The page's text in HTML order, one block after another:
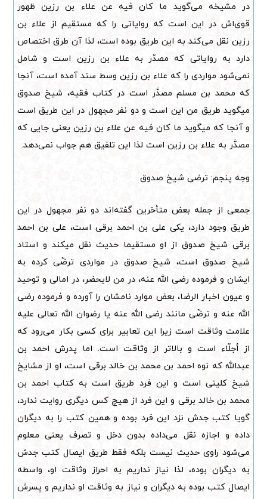
در مشیخه می‌گوید ما کان فیه عن علاء بن رزین ظهور
قوی‌اش در این است که روایاتی را که مستقیم از علاء بن
رزین نقل می‌کند به این طریق بوده است، لذا آن طرق اختصاص
دارد به روایاتی که مصدّر به علاء بن رزین است و شامل
نمی‌شود مواردی را که علاء بن رزین وسط سند آمده است، آنجا
که محمد بن مسلم مصدَّر است در کتاب فقیه، شیخ صدوق
میگوید طریق من این است و دو نفر مجهول در این طریق است
و آنجا که میگوید ما کان فیه عن علاء بن رزین یعنی جایی که
مصدَّر به علاء بن رزین است لذا این تلفیق هم جواب نمی‌دهد.
وجه پنجم: ترضی شیخ صدوق
جمعی از جمله بعض متأخرین گفته‌اند دو نفر مجهول در این
طریق وجود دارد، یکی علی بن احمد برقی است، علی بن احمد
برقی شیخ صدوق از او مستقیما حدیث نقل میکند و استاد
شیخ صدوق است، شیخ صدوق در مواردی ترضّی کرده به
ایشان و فرموده رضی الله عنه، در من لایحضر، در امالی و توحید
و عیون اخبار الرضا، بعض موارد نامشان را آورده و فرموده رضی
الله عنه و ترضّی مانند رضی الله عنه یا رضوان الله تعالی علیه
علامت وثاقت است زیرا این تعابیر برای کسی بکار می‌رود که
از أجلّاء است و بالاتر از وثاقت است. اما پدرش احمد بن
عبدالله که نوه احمد بن محمد بن خالد برقی است، او از مشایخ
شیخ کلینی است و این فرد طریق است به کتاب احمد بن
محمد بن خالد برقی و این فرد از هیچ کس دیگری روایت ندارد،
گویا کتب جدش نزد این فرد بوده و همین کتب را به دیگران
داده و اجازه نقل می‌داده بدون دخل و تصرف یعنی معلوم
می‌شود راوی حدیث نیست بلکه فقط طریق ایصال کتب جدش
به دیگران بوده، لذا نیاز نداریم به احراز وثاقت او، واسطه
ایصال کتب بوده به دیگران و نیاز به وثاقت او نداریم و پسرش